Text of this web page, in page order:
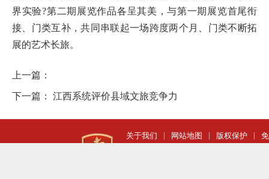
界实验?第二期展览作品各呈其美，与第一期展览首尾衔
接、门类互补，共同串联起一场跨度两个月、门类不断拓
展的艺术长旅。
上一篇：
下一篇： 江西系统评价县域文旅竞争力